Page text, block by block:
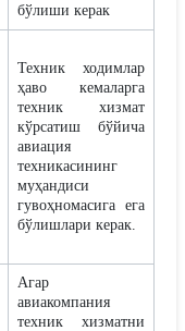
бўлиши керак
Техник ходимлар
ҳаво кемаларга
техник хизмат
кўрсатиш бўйича
авиация
техникасининг
муҳандиси
гувоҳномасига ега
бўлишлари керак.
Aгар
авиакомпания
техник хизматни